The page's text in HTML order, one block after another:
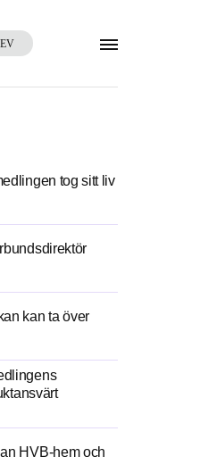
tog sitt liv
kan ta över
HVB-hem och